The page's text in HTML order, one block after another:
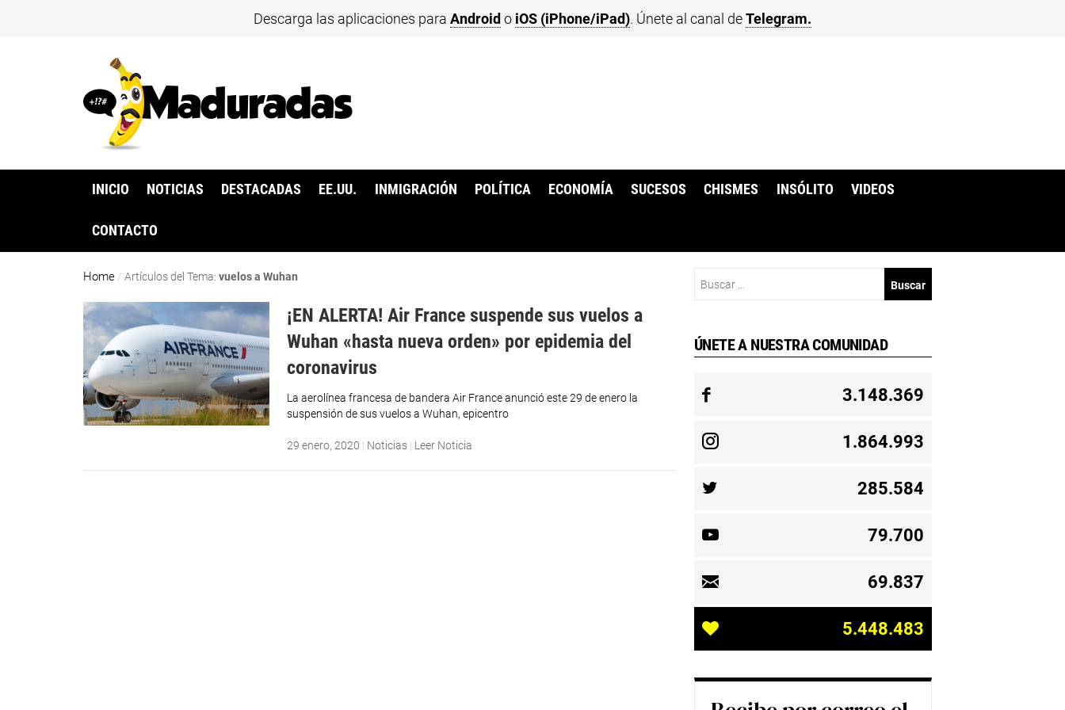
Descarga las aplicaciones para Android o iOS (iPhone/iPad). Únete al canal deTelegram.
INICIO NOTICIAS DESTACADAS EE.UU. INMIGRACIÓN POLÍTICA ECONOMÍA SUCESOS CHISMES INSÓLITO VIDEOS
CONTACTO
Home /Artículos del Tema:vuelos a Wuhan
¡EN ALERTA! Air France suspende sus vuelos a
Wuhan «hasta nueva orden» por epidemia del
coronavirus
La aerolínea francesa de bandera Air France anunció este 29 de enero la
suspensión de sus vuelos a Wuhan, epicentro
29 enero, 2020 | Noticias | Leer Noticia
ÚNETE A NUESTRA COMUNIDAD
3.148.369
1.864.993
285.584
79.700
69.837
5.448.483